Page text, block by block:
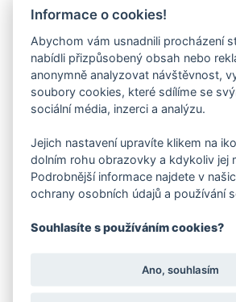
VYVINUTO A VYROBENO VE FARE
Vlastní konstrukce navržená pro
výroba ve Valašských Kloboukách
OPTIMALIZOVÁNO PRO MĚSTO
Ideální pro dlažbu, beton, asfalt,
městský provoz
Informace o cookies!
Abychom vám usnadnili procházení
nabídli přizpůsobený obsah nebo
anonymně analyzovat návštěvnost,
soubory cookies, které sdílíme se
sociální média, inzerci a analýzu.
Jejich nastavení upravíte klikem na
dolním rohu obrazovky a kdykoliv jej
Podrobnější informace najdete v
ochrany osobních údajů a používání
Souhlasíte s používáním cookies?
Ano, souhlasím